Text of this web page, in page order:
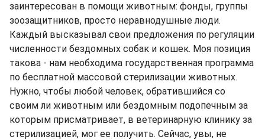
заинтересован в помощи животным: фонды, группы
зоозащитников, просто неравнодушные люди.
Каждый высказывал свои предложения по регуляции
численности бездомных собак и кошек. Моя позиция
такова - нам необходима государственная программа
по бесплатной массовой стерилизации животных.
Нужно, чтобы любой человек, обратившийся со
своим ли животным или бездомным подопечным за
которым присматривает, в ветеринарную клинику за
стерилизацией, мог ее получить. Сейчас, увы, не